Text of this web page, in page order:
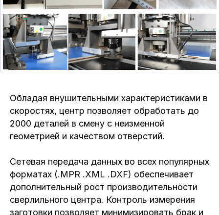
Обладая внушительными характеристиками в
скоростях, центр позволяет обработать до
2000 деталей в смену с неизменной
геометрией и качеством отверстий.
Сетевая передача данных во всех популярных
форматах (.MPR .XML .DXF) обеспечивает
дополнительный рост производительности
сверлильного центра. Контроль измерения
заготовки позволяет минимизировать брак и